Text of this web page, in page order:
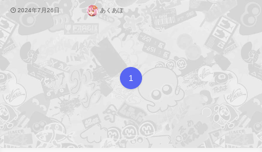
2024年7月26日 あくあぽ
1